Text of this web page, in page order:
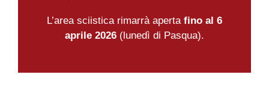
L’area sciistica rimarrà apertafino al 6
aprile 2026 (lunedì di Pasqua).